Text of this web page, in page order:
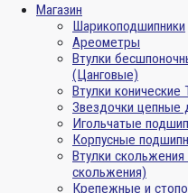
Магазин
Шарикоподшипники
Ареометры
Втулки
(Цанговые)
Втулки
Звездочки цепные
Игольчатые
Корпусные
Втулки
скольжения)
Крепежные и